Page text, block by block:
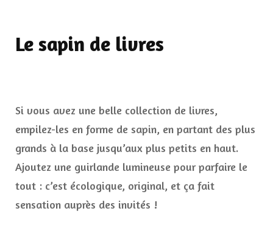
Le sapin de livres
Si vous avez une belle collection de livres,
empilez-les en forme de sapin, en partant des plus
grands à la base jusqu’aux plus petits en haut.
Ajoutez une guirlande lumineuse pour parfaire le
tout : c’est écologique, original, et ça fait
sensation auprès des invités !